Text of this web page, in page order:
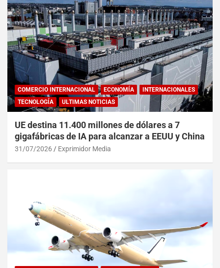
COMERCIO INTERNACIONAL ECONOMÍA
INTERNACIONALES
TECNOLOGÍA
ULTIMAS NOTICIAS
UE destina 11.400 millones de dólares a 7
gigafábricas de IA para alcanzar a EEUU y China
31/07/2026 Exprimidor Media